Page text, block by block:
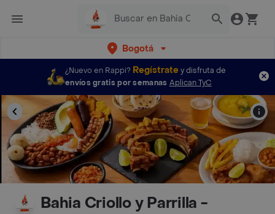
Bogotá
¿Nuevo en Rappi? Regístratey disfruta de
envíos gratis por semanas Aplican TyC
Bahia Criollo y Parrilla -